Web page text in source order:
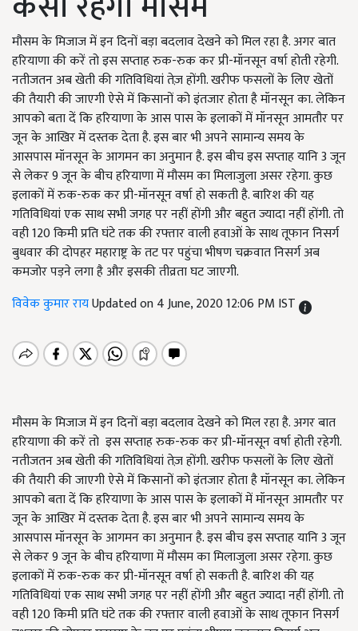
मौसम के मिजाज में इन दिनों बड़ा बदलाव देखने को मिल रहा है. अगर बात
हरियाणा की करें तो इस सप्ताह रुक-रुक कर प्री-मॉनसून वर्षा होती रहेगी.
नतीजतन अब खेती की गतिविधियां तेज़ होंगी. खरीफ फसलों के लिए खेतों
की तैयारी की जाएगी ऐसे में किसानों को इंतजार होता है मॉनसून का. लेकिन
आपको बता दें कि हरियाणा के आस पास के इलाकों में मॉनसून आमतौर पर
जून के आखिर में दस्तक देता है. इस बार भी अपने सामान्य समय के
आसपास मॉनसून के आगमन का अनुमान है. इस बीच इस सप्ताह यानि 3 जून
से लेकर 9 जून के बीच हरियाणा में मौसम का मिलाजुला असर रहेगा. कुछ
इलाकों में रुक-रुक कर प्री-मॉनसून वर्षा हो सकती है. बारिश की यह
गतिविधियां एक साथ सभी जगह पर नहीं होंगी और बहुत ज्यादा नहीं होंगी. तो
वही 120 किमी प्रति घंटे तक की रफ्तार वाली हवाओं के साथ तूफान निसर्ग
बुधवार की दोपहर महाराष्ट्र के तट पर पहुंचा भीषण चक्रवात निसर्ग अब
कमजोर पड़ने लगा है और इसकी तीव्रता घट जाएगी.
विवेक कुमार रायUpdated on 4 June, 2020 12:06 PM IST
मौसम के मिजाज में इन दिनों बड़ा बदलाव देखने को मिल रहा है. अगर बात
हरियाणा की करें तो इस सप्ताह रुक-रुक कर प्री-मॉनसून वर्षा होती रहेगी.
नतीजतन अब खेती की गतिविधियां तेज़ होंगी. खरीफ फसलों के लिए खेतों
की तैयारी की जाएगी ऐसे में किसानों को इंतजार होता है मॉनसून का. लेकिन
आपको बता दें कि हरियाणा के आस पास के इलाकों में मॉनसून आमतौर पर
जून के आखिर में दस्तक देता है. इस बार भी अपने सामान्य समय के
आसपास मॉनसून के आगमन का अनुमान है. इस बीच इस सप्ताह यानि 3 जून
से लेकर 9 जून के बीच हरियाणा में मौसम का मिलाजुला असर रहेगा. कुछ
इलाकों में रुक-रुक कर प्री-मॉनसून वर्षा हो सकती है. बारिश की यह
गतिविधियां एक साथ सभी जगह पर नहीं होंगी और बहुत ज्यादा नहीं होंगी. तो
वही 120 किमी प्रति घंटे तक की रफ्तार वाली हवाओं के साथ तूफान निसर्ग